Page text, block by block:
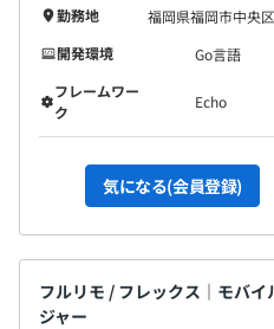
勤務地
福岡県福岡市中央
開発環境
Go言語
フレームワー
ク
Echo
気になる(会員登録)
フルリモ / フレックス｜モバ
ジャー